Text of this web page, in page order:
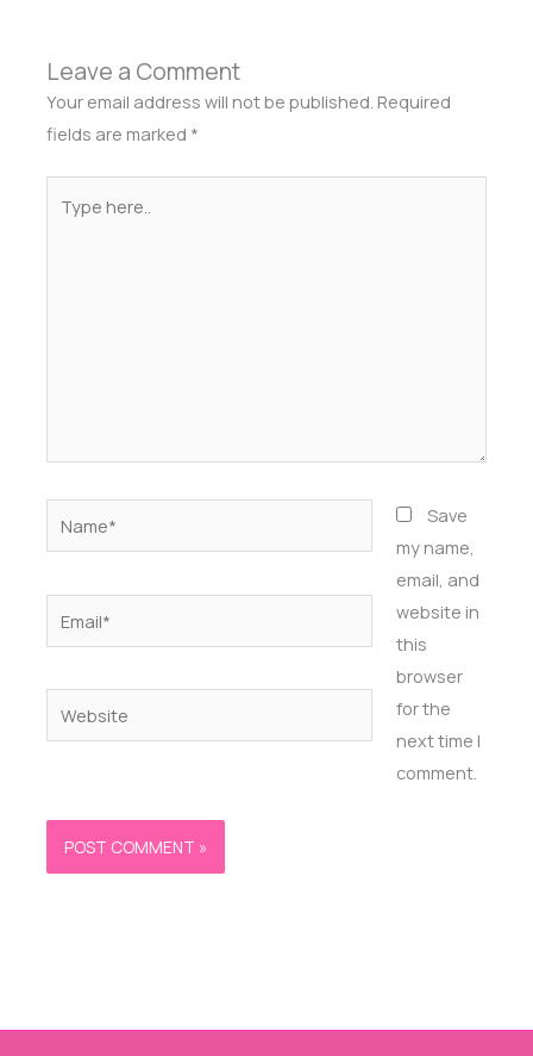
Leave a Comment
Your email address will not be published. Required
fields are marked *
here..
Save
my name,
email, and
website in
this
browser
for the
next time I
comment.